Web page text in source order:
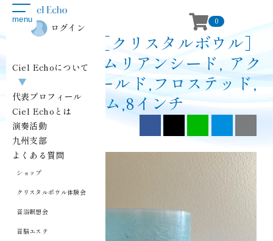
0
toggle
navigation
menu
ログイン
Ciel Echoについて
▼
代表プロフィール
Ciel Echoとは
演奏活動
九州支部
よくある質問
ショップ
クリスタルボウル体験会
音浴瞑想会
音脳エステ
ショップ｜［クリスタルボウル］
D(レ)+20 レムリアンシード, アク
アオーラゴールド,フロステッド,
リム,8インチ